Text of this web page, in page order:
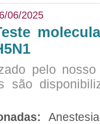
06/2025
pelo
são